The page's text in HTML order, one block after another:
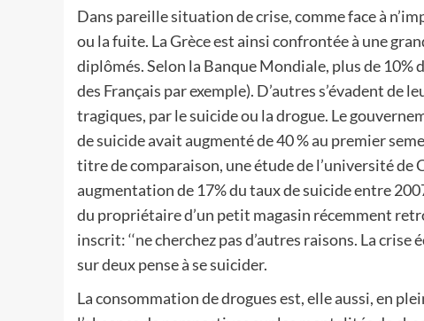
Dans pareille situation de crise, comme face à
ou la fuite. La Grèce est ainsi confrontée à une
diplômés. Selon la Banque Mondiale, plus de 10%
des Français par exemple). D’autres s’évadent de
tragiques, par le suicide ou la drogue. Le
de suicide avait augmenté de 40 % au premier
titre de comparaison, une étude de l’université de
augmentation de 17% du taux de suicide entre
du propriétaire d’un petit magasin récemment
inscrit: ‘‘ne cherchez pas d’autres raisons. La crise
sur deux pense à se suicider.
La consommation de drogues est, elle aussi, en